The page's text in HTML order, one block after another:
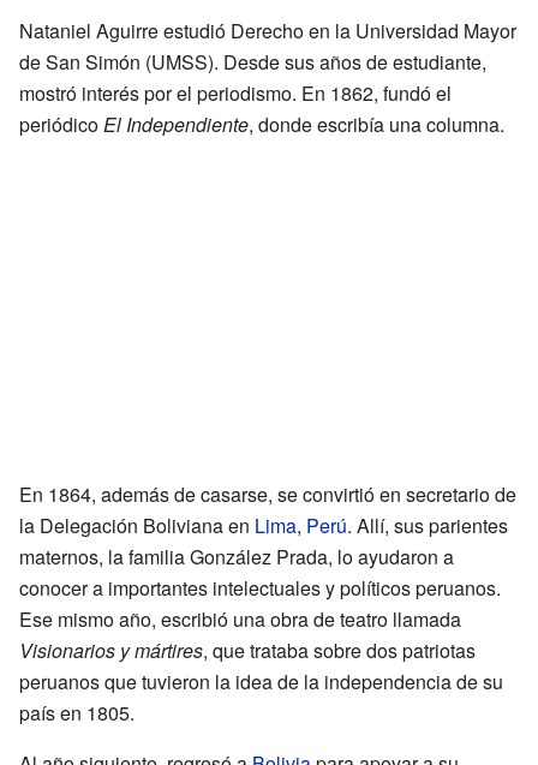
Nataniel Aguirre estudió Derecho en la Universidad Mayor
de San Simón (UMSS). Desde sus años de estudiante,
mostró interés por el periodismo. En 1862, fundó el
periódicoEl Independiente, donde escribía una columna.
En 1864, además de casarse, se convirtió en secretario de
la Delegación Boliviana en Lima, Perú. Allí, sus parientes
maternos, la familia González Prada, lo ayudaron a
conocer a importantes intelectuales y políticos peruanos.
Ese mismo año, escribió una obra de teatro llamada
Visionarios y mártires, que trataba sobre dos patriotas
peruanos que tuvieron la idea de la independencia de su
país en 1805.